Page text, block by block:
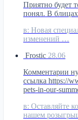
Приятно будет
понял. В
в: Новая
изменений …
Frostic 28.06
Комментарии
ссылка https://
pets-in-our-
в: Оставляйте
нашем